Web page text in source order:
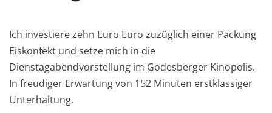
Ich investiere zehn Euro Euro zuzüglich einer Packung
Eiskonfekt und setze mich in die
Dienstagabendvorstellung im Godesberger Kinopolis.
In freudiger Erwartung von 152 Minuten erstklassiger
Unterhaltung.